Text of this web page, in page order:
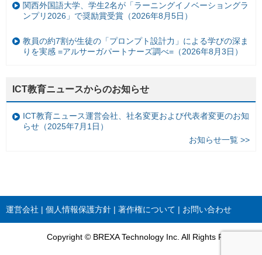
関西外国語大学、学生2名が「ラーニングイノベーショングラ
ンプリ2026」で奨励賞受賞（2026年8月5日）
教員の約7割が生徒の「プロンプト設計力」による学びの深ま
りを実感 =アルサーガパートナーズ調べ=（2026年8月3日）
ICT教育ニュースからのお知らせ
ICT教育ニュース運営会社、社名変更および代表者変更のお知
らせ（2025年7月1日）
お知らせ一覧 >>
運営会社 個人情報保護方針 著作権について お問い合わせ
Copyright © BREXA Technology Inc. All Rights Reserved.